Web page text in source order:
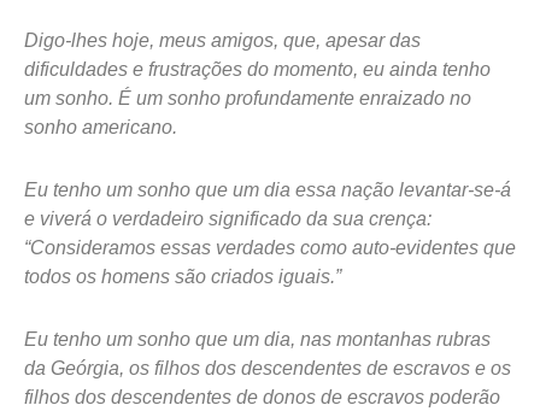
Digo-lhes hoje, meus amigos, que, apesar das
dificuldades e frustrações do momento, eu ainda tenho
um sonho. É um sonho profundamente enraizado no
sonho americano.
Eu tenho um sonho que um dia essa nação levantar-se-á
e viverá o verdadeiro significado da sua crença:
“Consideramos essas verdades como auto-evidentes que
todos os homens são criados iguais.”
Eu tenho um sonho que um dia, nas montanhas rubras
da Geórgia, os filhos dos descendentes de escravos e os
filhos dos descendentes de donos de escravos poderão